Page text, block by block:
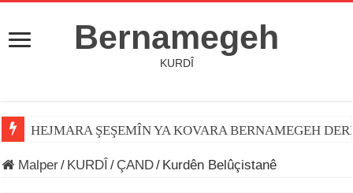
Bernamegeh
KURDÎ
HEJMARA ŞEŞEMÎN YA KOVARA BERNAMEGEH
Malper/ KURDÎ / ÇAND/ Kurdên Belûçistanê